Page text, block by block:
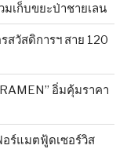
มเก็บขยะป่าชายเลน
สวัสดิการฯ สาย 120
อิ่มคุ้มราคา
อร์แมตฟู้ดเซอร์วิส